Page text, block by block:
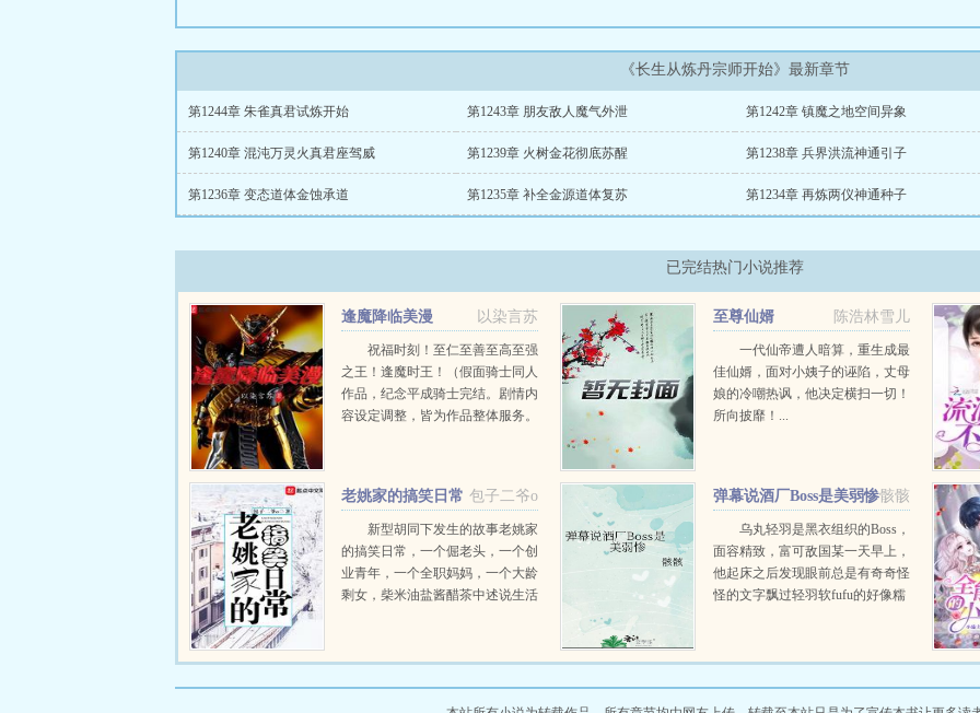
《长生从炼丹宗师开始》最新章节
第1244章 朱雀真君试炼开始 第1243章 朋友敌人魔气外泄 第1242章 镇魔之地空间异象
第1240章 混沌万灵火真君座驾威 第1239章 火树金花彻底苏醒 第1238章 兵界洪流神通引子
第1236章 变态道体金蚀承道 第1235章 补全金源道体复苏 第1234章 再炼两仪神通种子
已完结热门小说推荐
以染言苏
逢魔降临美漫
祝福时刻！至仁至善至高至强
之王！逢魔时王！（假面骑士同人
作品，纪念平成骑士完结。剧情内
容设定调整，皆为作品整体服务。
陈浩林雪儿
至尊仙婿
一代仙帝遭人暗算，重生成最
佳仙婿，面对小姨子的诬陷，丈母
娘的冷嘲热讽，他决定横扫一切！
所向披靡！...
包子二爷o
老姚家的搞笑日常
新型胡同下发生的故事老姚家
的搞笑日常，一个倔老头，一个创
业青年，一个全职妈妈，一个大龄
剩女，柴米油盐酱醋茶中述说生活
骸骸
弹幕说酒厂Boss是美弱惨
乌丸轻羽是黑衣组织的Boss，
面容精致，富可敌国某一天早上，
他起床之后发现眼前总是有奇奇怪
怪的文字飘过轻羽软fufu的好像糯
现在还不知道...